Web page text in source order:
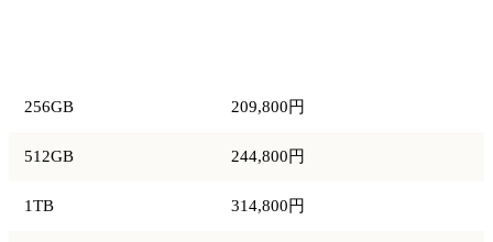
256GB 209,800円
512GB 244,800円
1TB 314,800円